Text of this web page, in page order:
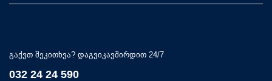
გაქვთ შეკითხვა? დაგვიკავშირდით 24/7
032 24 24 590